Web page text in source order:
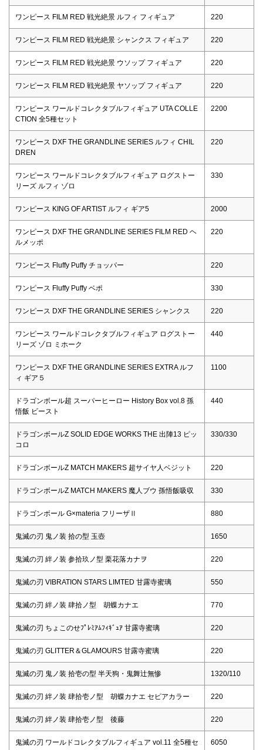
ワンピース FILM RED 戦光絶景 ルフィ フィギュア 220
ワンピース FILM RED 戦光絶景 シャンクス フィギュア 220
ワンピース FILM RED 戦光絶景 ウソップ フィギュア 220
ワンピース FILM RED 戦光絶景 ヤソップ フィギュア 220
ワンピース ワールドコレクタブルフィギュア UTA COLLE
CTION 全5種セット
2200
ワンピース DXF THE GRANDLINE SERIES ルフィ CHIL
DREN
220
ワンピース ワールドコレクタブルフィギュア ログストー
リーズ ルフィ ゾロ
330
ワンピース KING OF ARTIST ルフィ ギア5 2000
ワンピース DXF THE GRANDLINE SERIES FILM RED ヘ
ルメッポ
220
ワンピース Fluffy Puffy チョッパー 220
ワンピース Fluffy Puffy ベポ 330
ワンピース DXF THE GRANDLINE SERIES シャンクス 220
ワンピース ワールドコレクタブルフィギュア ログストー
リーズ ゾロ ミホーク
440
ワンピース DXF THE GRANDLINE SERIES EXTRA ルフ
ィ ギア５
1100
ドラゴンボール超 スーパーヒーロー History Box vol.8 孫
悟飯 ビースト
440
ドラゴンボールZ SOLID EDGE WORKS THE 出陣13 ピッ
コロ
330/330
ドラゴンボールZ MATCH MAKERS 超サイヤ人ベジット 220
ドラゴンボールZ MATCH MAKERS 魔人ブウ 孫悟飯吸収 330
ドラゴンボール G×materia フリーザⅡ 880
鬼滅の刃 鬼ノ装 拾の型 玉壺 1650
鬼滅の刃 絆ノ装 参拾玖ノ型 栗花落カナヲ 220
鬼滅の刃 VIBRATION STARS LIMTED 甘露寺蜜璃 550
鬼滅の刃 絆ノ装 肆拾ノ型 胡蝶カナエ 770
鬼滅の刃 ちょこのせﾌﾟﾚﾐｱﾑﾌｨｷﾞｭｱ 甘露寺蜜璃 220
鬼滅の刃 GLITTER＆GLAMOURS 甘露寺蜜璃 220
鬼滅の刃 鬼ノ装 拾壱の型 半天狗・鬼舞辻無惨 1320/110
鬼滅の刃 絆ノ装 肆拾壱ノ型 胡蝶カナエ セピアカラー 220
鬼滅の刃 絆ノ装 肆拾壱ノ型 後藤 220
鬼滅の刃 ワールドコレクタブルフィギュア vol.11 全5種セ
6050